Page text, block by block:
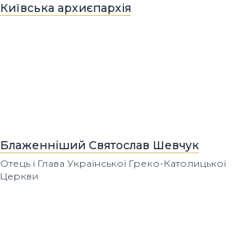
Київська архиєпархія
Блаженніший Святослав Шевчук
Отець і Глава Української Греко-Католицької
Церкви